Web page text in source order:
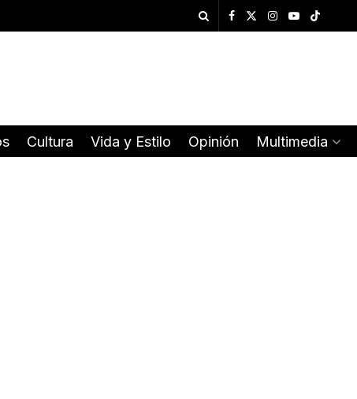
Cultura Vida y Estilo Opinión Multimedia